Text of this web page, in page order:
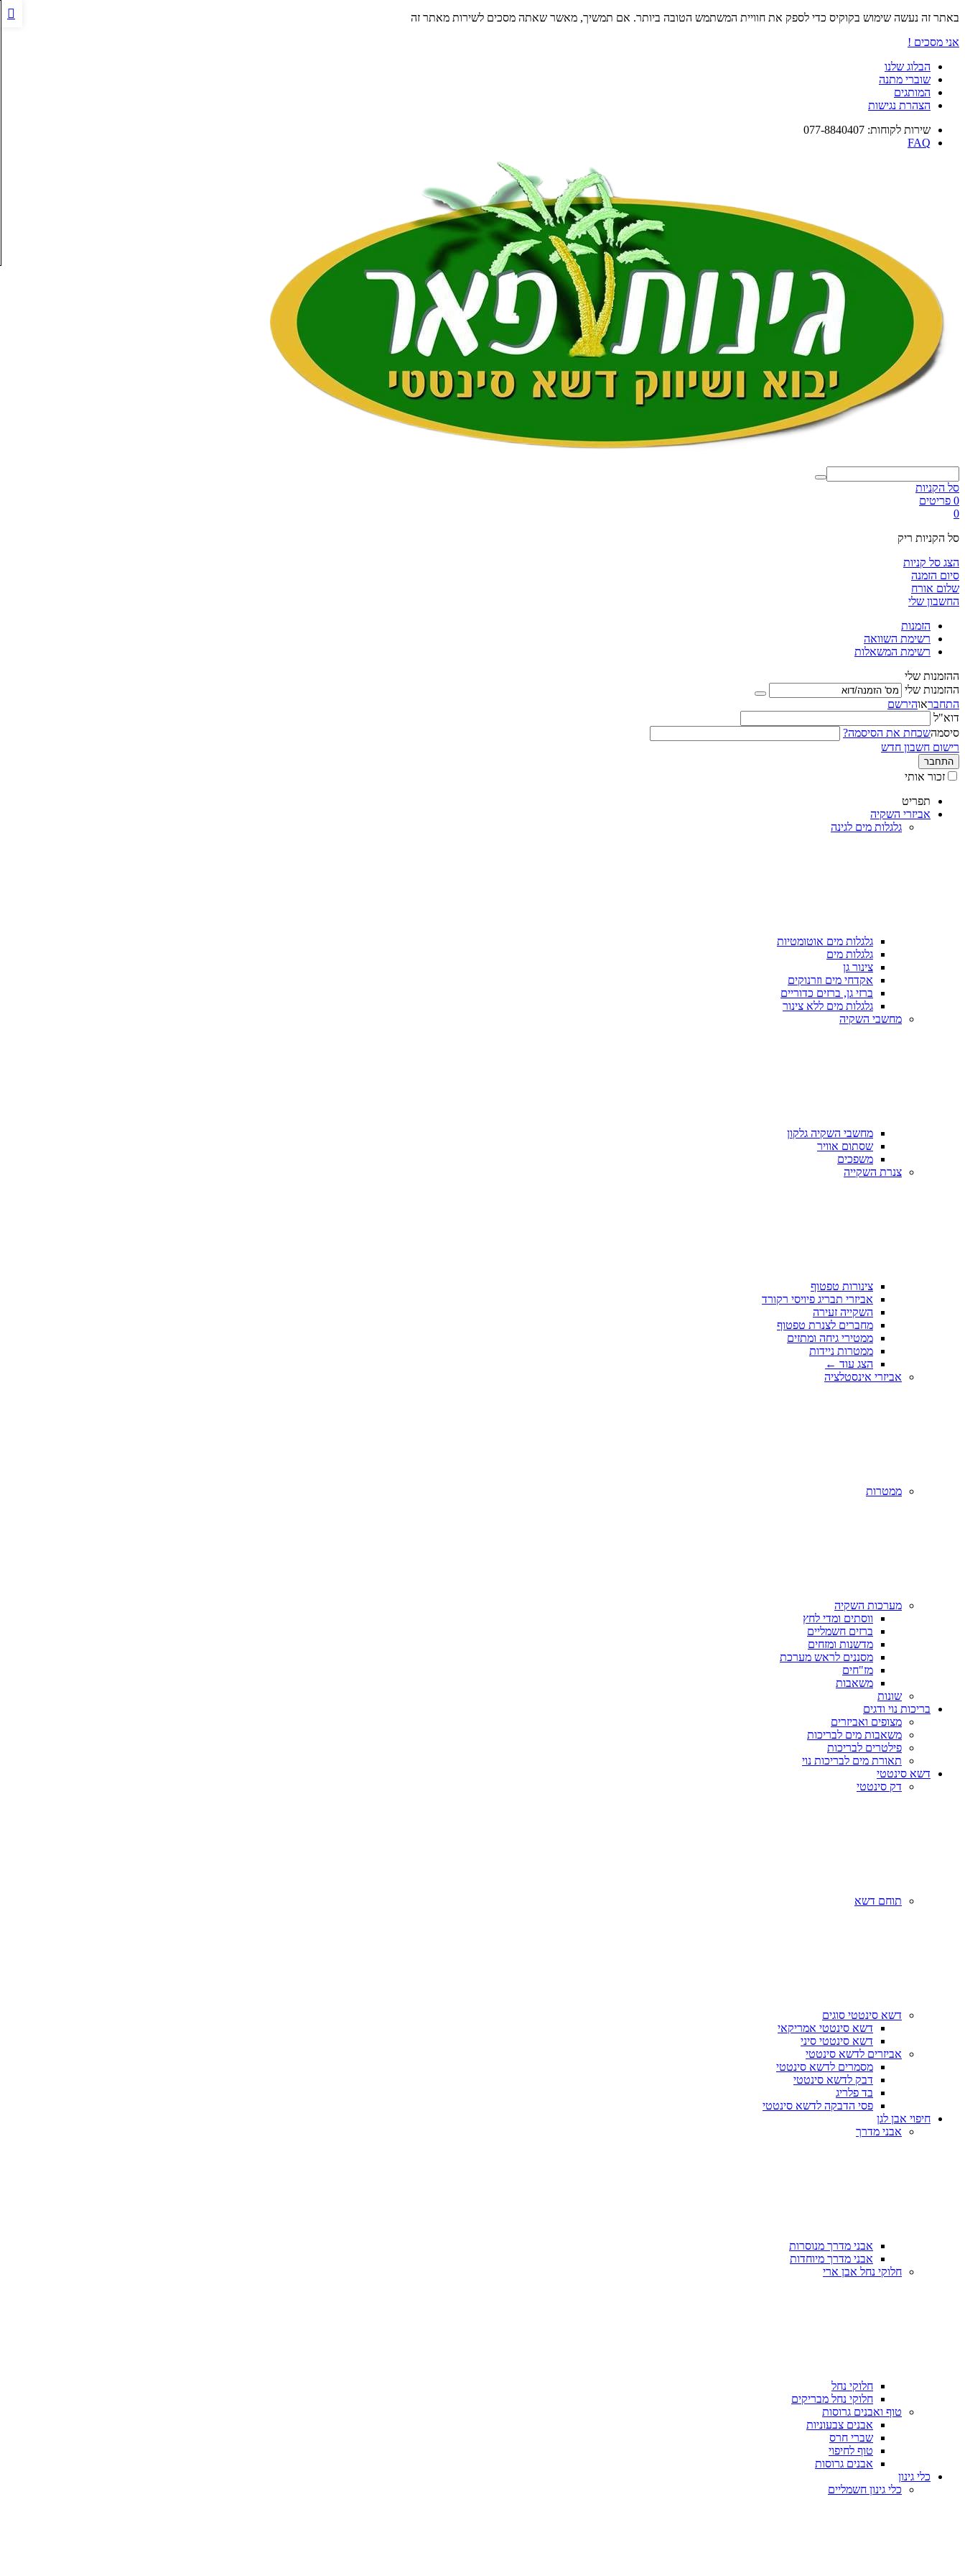
באתר זה נעשה שימוש בקוקיס כדי לספק את חוויית המשתמש הטובה ביותר. אם תמשיך, מאשר שאתה מסכים לשירות מאתר זה
אני מסכים !
הבלוג שלנו
שוברי מתנה
המותגים
הצהרת נגישות
שירות לקוחות: 077-8840407
FAQ
סל הקניות
0 פריטים
0
סל הקניות ריק
הצג סל קניות
סיום הזמנה
שלום אורח
החשבון שלי
הזמנות
רשימת השוואה
רשימת המשאלות
ההזמנות שלי
ההזמנות שלי
התחבראוהירשם
דוא"ל
סיסמהשכחת את הסיסמה?
רישום חשבון חדש
התחבר
זכור אותי
תפריט
אביזרי השקיה
גלגלות מים לגינה
גלגלות מים אוטומטיות
גלגלות מים
צינור גן
אקדחי מים וזרנוקים
ברזי גן, ברזים כדוריים
גלגלות מים ללא צינור
מחשבי השקיה
מחשבי השקיה גלקון
שסתום אוויר
משפכים
צנרת השקייה
צינורות טפטוף
אביזרי תבריג פיויסי רקורד
השקייה זעירה
מחברים לצנרת טפטוף
ממטירי גיחה ומתזים
ממטרות ניידות
הצג עוד ←
אביזרי אינסטלציה
ממטרות
מערכות השקיה
ווסתים ומדי לחץ
ברזים חשמליים
מדשנות ומזחים
מסננים לראש מערכת
מז"חים
משאבות
שונות
בריכות נוי ודגים
מצופים ואביזרים
משאבות מים לבריכות
פילטרים לבריכות
תאורת מים לבריכות נוי
דשא סינטטי
דק סינטטי
תוחם דשא
דשא סינטטי סוגים
דשא סינטטי אמריקאי
דשא סינטטי סיני
אביזרים לדשא סינטטי
מסמרים לדשא סינטטי
דבק לדשא סינטטי
בד פלריג
פסי הדבקה לדשא סינטטי
חיפוי אבן לגן
אבני מדרך
אבני מדרך מנוסרות
אבני מדרך מיוחדות
חלוקי נחל אבן ארי
חלוקי נחל
חלוקי נחל מבריקים
טוף ואבנים גרוסות
אבנים צבעוניות
שברי חרס
טוף לחיפוי
אבנים גרוסות
כלי גינון
כלי גינון חשמליים